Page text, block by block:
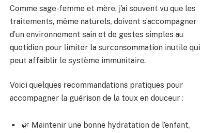
Comme sage-femme et mère, j’ai souvent vu que les
traitements, même naturels, doivent s’accompagner
d’un environnement sain et de gestes simples au
quotidien pour limiter la surconsommation inutile qui
peut affaiblir le système immunitaire.
Voici quelques recommandations pratiques pour
accompagner la guérison de la toux en douceur :
🌿 Maintenir une bonne hydratation de l’enfant,